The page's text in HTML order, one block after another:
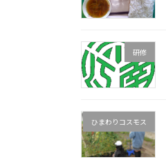
研修
ひまわりコスモス